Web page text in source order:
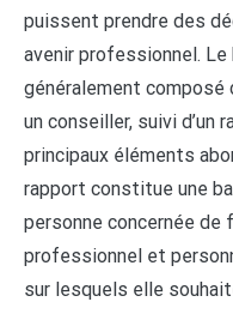
puissent prendre des
avenir professionnel.
généralement composé
un conseiller, suivi d’un
principaux éléments
rapport constitue une
personne concernée de
professionnel et
sur lesquels elle